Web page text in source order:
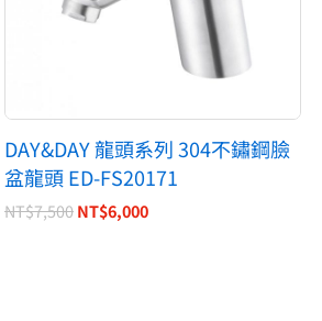
DAY&DAY 龍頭系列 304不鏽鋼臉
盆龍頭 ED-FS20171
NT$7,500NT$6,000